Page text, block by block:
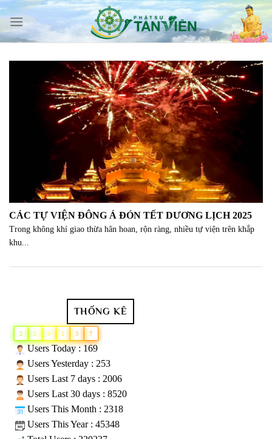
Skip
content
CÁC TỰ VIỆN ĐÔNG Á ĐÓN TẾT DƯƠNG LỊCH 2025
Trong không khí giao thừa hân hoan, rộn ràng, nhiều tự viện trên khắp
khu...
THỐNG KÊ
2 2 0 2 3 7
Users Today : 169
Users Yesterday : 253
Users Last 7 days : 2006
Users Last 30 days : 8520
Users This Month : 2318
Users This Year : 45348